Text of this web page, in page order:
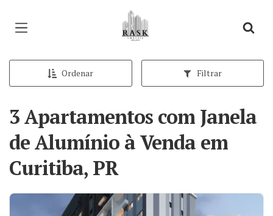
Página inicial
Ordenar Filtrar
3 Apartamentos com Janela
de Alumínio à Venda em
Curitiba, PR